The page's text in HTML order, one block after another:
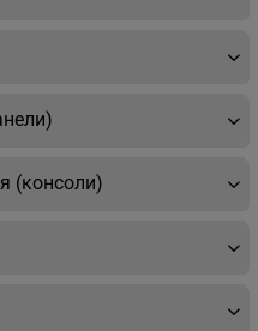
(консоли)